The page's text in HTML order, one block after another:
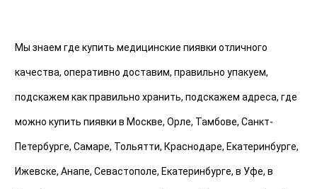
Мы знаем где купить медицинские пиявки отличного
качества, оперативно доставим, правильно упакуем,
подскажем как правильно хранить, подскажем адреса, где
можно купить пиявки в Москве, Орле, Тамбове, Санкт-
Петербурге, Самаре, Тольятти, Краснодаре, Екатеринбурге,
Ижевске, Анапе, Севастополе, Екатеринбурге, в Уфе, в